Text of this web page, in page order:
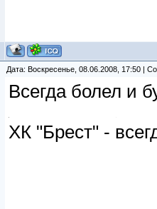
Дата: Воскресенье, 08.06.2008, 17:50 |
Всегда болел и
ХК "Брест" -